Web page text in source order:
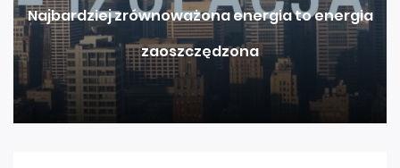
Najbardziej zrównoważona energia to energia
zaoszczędzona